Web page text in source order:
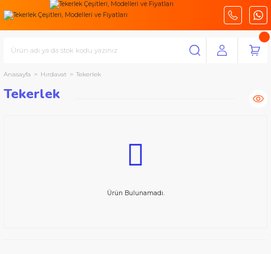
Anasayfa Hırdavat Tekerlek
Tekerlek
Ürün Bulunamadı.